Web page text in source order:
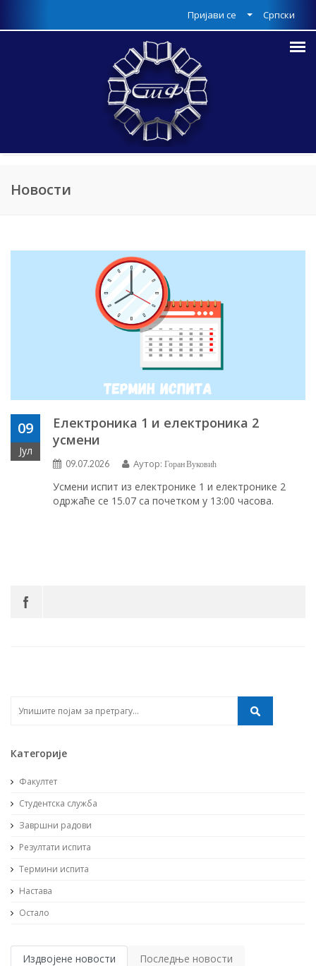
Српски
Пријави се
Новости
09
Јул
Електроника 1 и електроника 2
усмени
09.07.2026 Аутор: Горан Вуковић
Усмени испит из електронике 1 и електронике 2
одржаће се 15.07 са почетком у 13:00 часова.
Категорије
Факултет
Студентска служба
Завршни радови
Резултати испита
Термини испита
Настава
Остало
Издвојене новости Последње новости